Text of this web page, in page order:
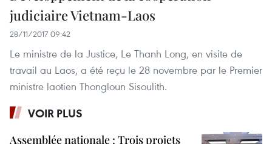
judiciaire Vietnam-Laos
28/11/2017 09:42
Le ministre de la Justice, Le Thanh Long, en visite de
travail au Laos, a été reçu le 28 novembre par le Premier
ministre laotien Thongloun Sisoulith.
VOIR PLUS
Assemblée nationale : Trois projets